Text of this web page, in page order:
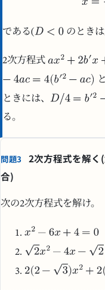
である( のときは
2次方程式
ときには、
る。
問題3 2次方程式を解
合)
次の2次方程式を解け。